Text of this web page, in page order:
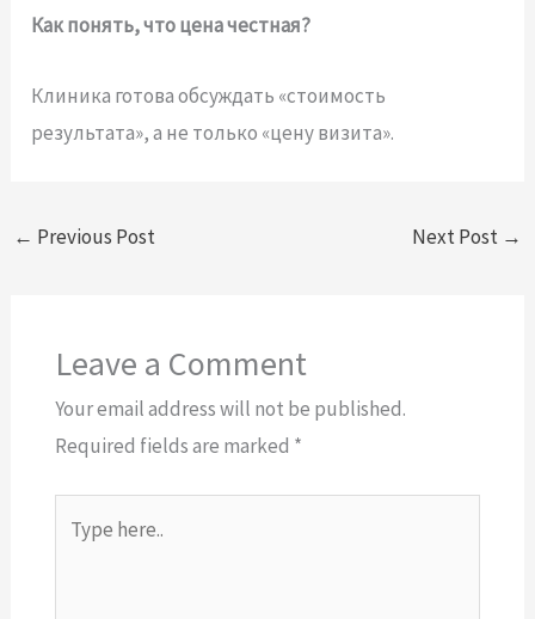
Как понять, что цена честная?
Клиника готова обсуждать «стоимость
результата», а не только «цену визита».
← Previous Post Next Post →
Leave a Comment
Your email address will not be published.
Required fields are marked *
here..